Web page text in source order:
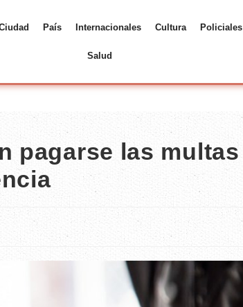
País Internacionales Cultura Policiales
Salud
pagarse las multas